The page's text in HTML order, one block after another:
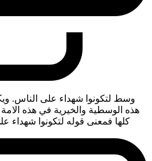
وسط لتكونوا شهداء على الناس.
هذه الوسطية والخيرية في هذه
كلها فمعنى قوله لتكونوا شهداء